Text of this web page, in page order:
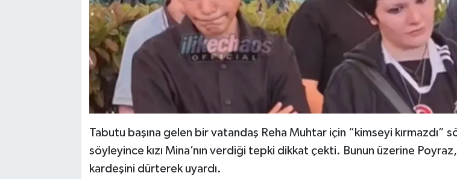
Tabutu başına gelen bir vatandaş Reha Muhtar için “kimseyi kırmazdı”
söyleyince kızı Mina’nın verdiği tepki dikkat çekti. Bunun üzerine Poyraz,
kardeşini dürterek uyardı.